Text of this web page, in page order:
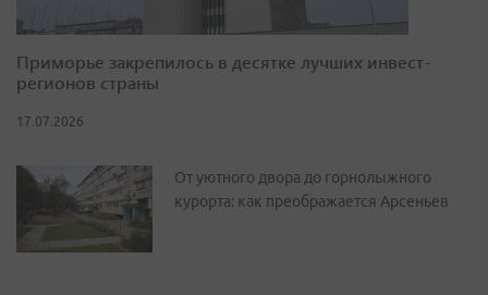
Приморье закрепилось в десятке лучших инвест-
регионов страны
17.07.2026
От уютного двора до горнолыжного
курорта: как преображается Арсеньев